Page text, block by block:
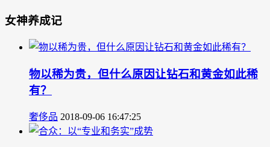
女神养成记
物以稀为贵，但什么原因让钻石和黄金如此稀
有？
奢侈品 2018-09-06 16:47:25